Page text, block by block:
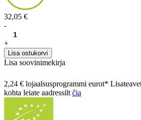
32,05 €
-
+
Lisa ostukorvi
Lisa soovinimekirja
2,24 € lojaalsusprogrammi eurot*
kohta leiate aadressilt čia